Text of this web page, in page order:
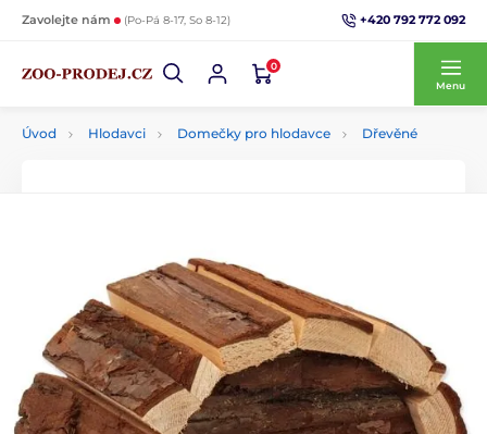
Zavolejte nám (Po-Pá 8-17, So 8-12) +420 792 772 092
0
Menu
Úvod Hlodavci Domečky pro hlodavce Dřevěné